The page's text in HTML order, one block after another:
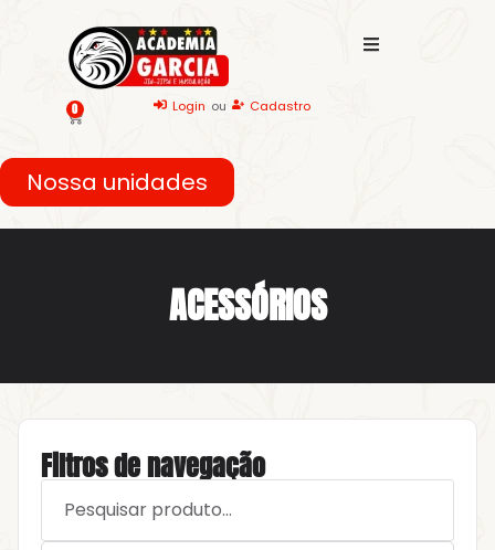
0 Login ou Cadastro
Nossa unidades
ACESSÓRIOS
Filtros de navegação